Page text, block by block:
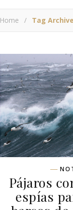
Home / Tag
Pájaros
espías